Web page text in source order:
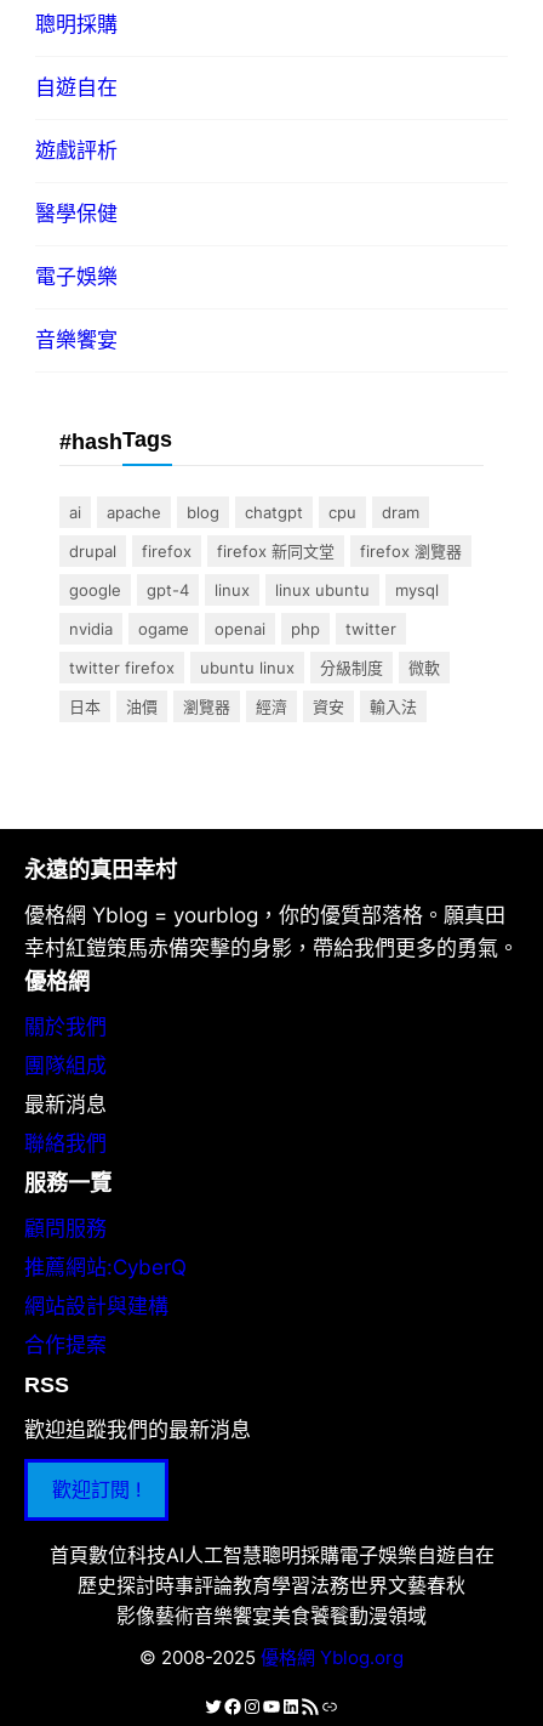
聰明採購
自遊自在
遊戲評析
醫學保健
電子娛樂
音樂饗宴
#hashTags
ai apache blog chatgpt cpu
dram
drupal
firefox firefox 新同文堂
firefox 瀏覽器
google
gpt-4 linux linux ubuntu
mysql
nvidia
ogame openai php
twitter
twitter firefox
ubuntu linux 分級制度
微軟
日本
油價 瀏覽器 經濟 資安 輸入法
永遠的真田幸村
優格網 Yblog = yourblog，你的優質部落格。願真田
幸村紅鎧策馬赤備突擊的身影，帶給我們更多的勇氣。
優格網
關於我們
團隊組成
最新消息
聯絡我們
服務一覽
顧問服務
推薦網站:CyberQ
網站設計與建構
合作提案
RSS
歡迎追蹤我們的最新消息
歡迎訂閱 !
首頁數位科技AI人工智慧聰明採購電子娛樂自遊自在
歷史探討時事評論教育學習法務世界文藝春秋
影像藝術音樂饗宴美食饕餮動漫領域
© 2008-2025 優格網 Yblog.org
X Facebook
Instagram
YouTube
LinkedIn
RSS 資訊提供連結